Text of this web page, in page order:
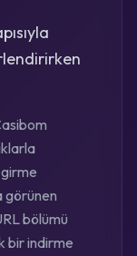
girme
görünen
bölümü
bir indirme